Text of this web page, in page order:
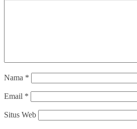
Nama *
Email *
Situs Web